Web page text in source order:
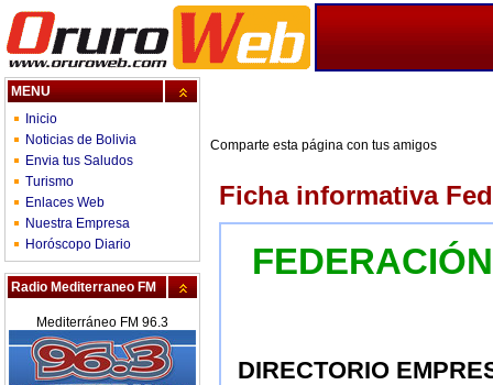
MENU
Inicio
Noticias de Bolivia
Envia tus Saludos
Turismo
Enlaces Web
Nuestra Empresa
Horóscopo Diario
Radio Mediterraneo FM
Mediterráneo FM 96.3
Comparte esta página con tus amigos
Ficha informativa
DIRECTORIO